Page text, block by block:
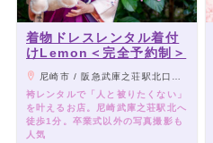
着物ドレスレンタル着付
けLemon＜完全予約制＞
尼崎市 / 阪急武庫之荘駅北口から徒歩1分
袴レンタルで「人と被りたくない」
を叶えるお店。尼崎武庫之荘駅北へ
徒歩1分。卒業式以外の写真撮影も
人気